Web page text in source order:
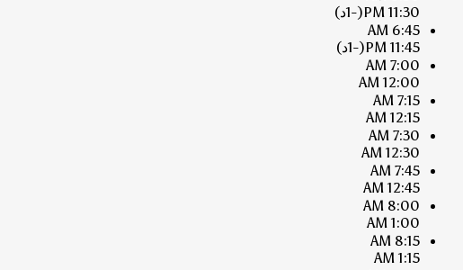
11:30 PM
(-1د)
6:45 AM
11:45 PM
(-1د)
7:00 AM
12:00 AM
7:15 AM
12:15 AM
7:30 AM
12:30 AM
7:45 AM
12:45 AM
8:00 AM
1:00 AM
8:15 AM
1:15 AM